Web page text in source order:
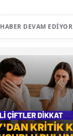
HABER DEVAM EDIYOR